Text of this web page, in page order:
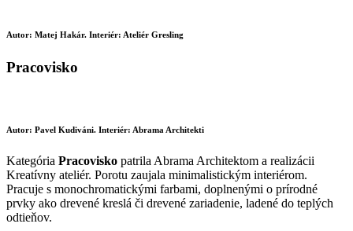
Autor: Matej Hakár. Interiér: Ateliér Gresling
Pracovisko
Autor: Pavel Kudiváni. Interiér: Abrama Architekti
Kategória Pracovisko patrila Abrama Architektom a realizácii
Kreatívny ateliér. Porotu zaujala minimalistickým interiérom.
Pracuje s monochromatickými farbami, doplnenými o prírodné
prvky ako drevené kreslá či drevené zariadenie, ladené do teplých
odtieňov.